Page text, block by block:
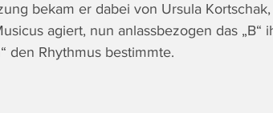
bekam er dabei von Ursula
agiert, nun anlassbezogen das „B“
den Rhythmus bestimmte.